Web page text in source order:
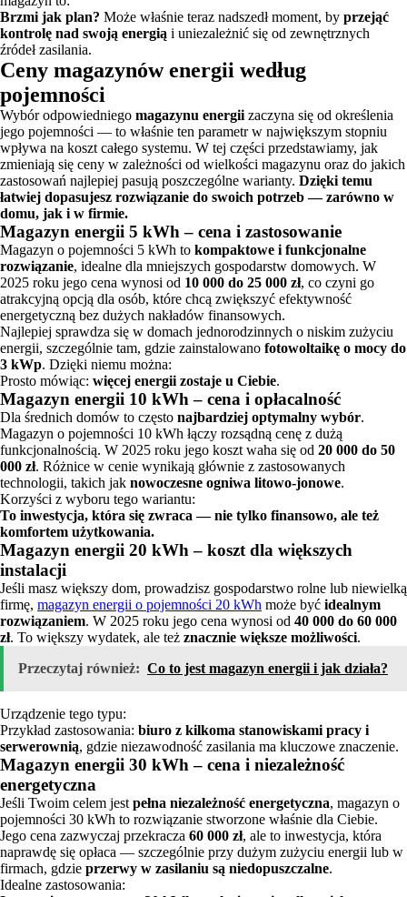
Brzmi jak plan? Może właśnie teraz nadszedł moment, by przejąć
kontrolę nad swoją energią i uniezależnić się od zewnętrznych
źródeł zasilania.
Ceny magazynów energii według
pojemności
Wybór odpowiedniego magazynu energii zaczyna się od określenia
jego pojemności — to właśnie ten parametr w największym stopniu
wpływa na koszt całego systemu. W tej części przedstawiamy, jak
zmieniają się ceny w zależności od wielkości magazynu oraz do jakich
zastosowań najlepiej pasują poszczególne warianty. Dzięki temu
łatwiej dopasujesz rozwiązanie do swoich potrzeb — zarówno w
domu, jak i w firmie.
Magazyn energii 5 kWh – cena i zastosowanie
Magazyn o pojemności 5 kWh to kompaktowe i funkcjonalne
rozwiązanie, idealne dla mniejszych gospodarstw domowych. W
2025 roku jego cena wynosi od 10 000 do 25 000 zł, co czyni go
atrakcyjną opcją dla osób, które chcą zwiększyć efektywność
energetyczną bez dużych nakładów finansowych.
Najlepiej sprawdza się w domach jednorodzinnych o niskim zużyciu
energii, szczególnie tam, gdzie zainstalowano fotowoltaikę o mocy do
3 kWp. Dzięki niemu można:
Prosto mówiąc: więcej energii zostaje u Ciebie.
Magazyn energii 10 kWh – cena i opłacalność
Dla średnich domów to często najbardziej optymalny wybór.
Magazyn o pojemności 10 kWh łączy rozsądną cenę z dużą
funkcjonalnością. W 2025 roku jego koszt waha się od 20 000 do 50
000 zł. Różnice w cenie wynikają głównie z zastosowanych
technologii, takich jak nowoczesne ogniwa litowo-jonowe.
Korzyści z wyboru tego wariantu:
To inwestycja, która się zwraca — nie tylko finansowo, ale też
komfortem użytkowania.
Magazyn energii 20 kWh – koszt dla większych
instalacji
Jeśli masz większy dom, prowadzisz gospodarstwo rolne lub niewielką
firmę, magazyn energii o pojemności 20 kWh może być idealnym
rozwiązaniem. W 2025 roku jego cena wynosi od 40 000 do 60 000
zł. To większy wydatek, ale też znacznie większe możliwości.
Przeczytaj również: Co to jest magazyn energii i jak działa?
Urządzenie tego typu:
Przykład zastosowania: biuro z kilkoma stanowiskami pracy i
serwerownią, gdzie niezawodność zasilania ma kluczowe znaczenie.
Magazyn energii 30 kWh – cena i niezależność
energetyczna
Jeśli Twoim celem jest pełna niezależność energetyczna, magazyn o
pojemności 30 kWh to rozwiązanie stworzone właśnie dla Ciebie.
Jego cena zazwyczaj przekracza 60 000 zł, ale to inwestycja, która
naprawdę się opłaca — szczególnie przy dużym zużyciu energii lub w
firmach, gdzie przerwy w zasilaniu są niedopuszczalne.
Idealne zastosowania: